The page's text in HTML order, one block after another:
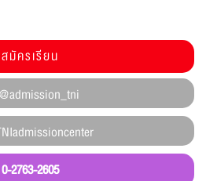
0-2763-2605
สมัครเรียน